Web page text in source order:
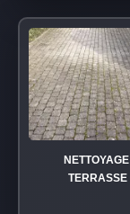
TERRASSE